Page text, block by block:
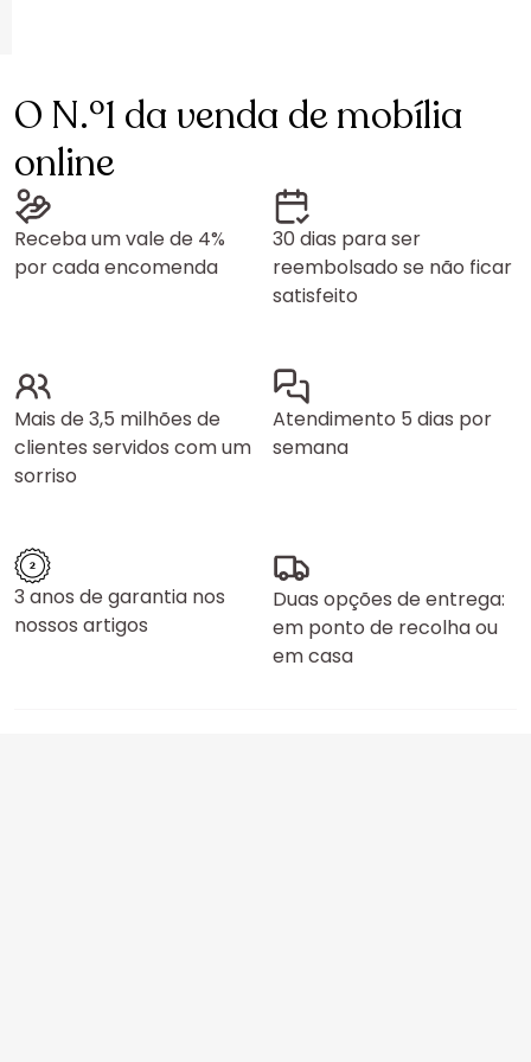
O N.º1 da venda de mobília
online
Receba um vale de 4%
por cada encomenda
30 dias para ser
reembolsado se não ficar
satisfeito
Mais de 3,5 milhões de
clientes servidos com um
sorriso
Atendimento 5 dias por
semana
3 anos de garantia nos
nossos artigos
Duas opções de entrega:
em ponto de recolha ou
em casa